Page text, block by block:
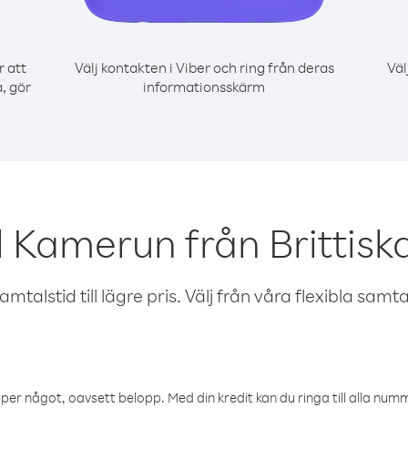
att
gör
Välj kontakten i Viber och ring från deras
informationsskärm
från
till lägre pris. Välj från våra flexibla
något, oavsett belopp. Med din kredit kan du ringa till alla